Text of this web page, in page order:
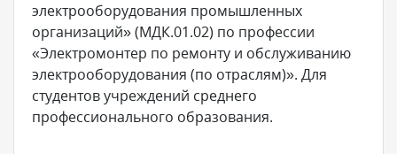
электрооборудования промышленных
организаций» (МДК.01.02) по профессии
«Электромонтер по ремонту и обслуживанию
электрооборудования (по отраслям)». Для
студентов учреждений среднего
профессионального образования.